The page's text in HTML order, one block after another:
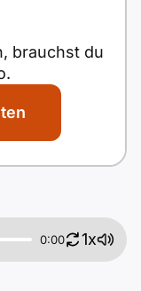
brauchst du
0:00 1x